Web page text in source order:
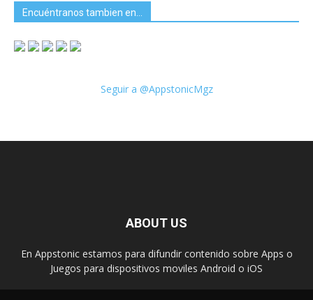
Encuéntranos tambien en…
Seguir a @AppstonicMgz
ABOUT US
En Appstonic estamos para difundir contenido sobre Apps o
Juegos para dispositivos moviles Android o iOS